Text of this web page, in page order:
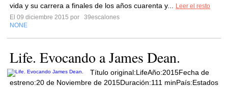
vida y su carrera a finales de los años cuarenta y...
Leer el resto
El 09 diciembre 2015 por
39escalones
NONE
Life. Evocando a James Dean.
Título original:LifeAño:2015Fecha de
estreno:20 de Noviembre de 2015Duración:111 minPaís:Estados